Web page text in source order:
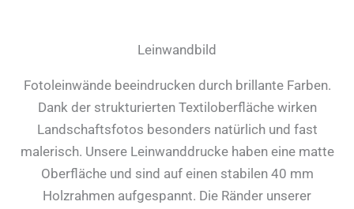
Leinwandbild
Fotoleinwände beeindrucken durch brillante Farben.
Dank der strukturierten Textiloberfläche wirken
Landschaftsfotos besonders natürlich und fast
malerisch. Unsere Leinwanddrucke haben eine matte
Oberfläche und sind auf einen stabilen 40 mm
Holzrahmen aufgespannt. Die Ränder unserer